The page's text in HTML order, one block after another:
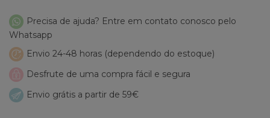
Precisa de ajuda? Entre em contato conosco pelo
Whatsapp
Envio 24-48 horas (dependendo do estoque)
Desfrute de uma compra fácil e segura
Envio grátis a partir de 59€